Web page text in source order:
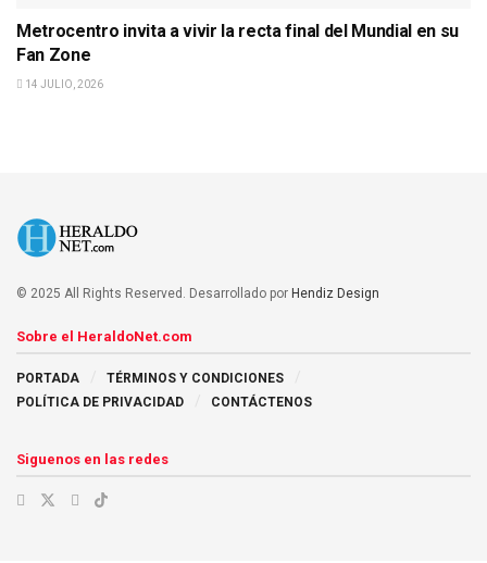
Metrocentro invita a vivir la recta final del Mundial en su
Fan Zone
14 JULIO, 2026
© 2025 All Rights Reserved. Desarrollado por Hendiz Design
Sobre el HeraldoNet.com
PORTADA
TÉRMINOS Y CONDICIONES
POLÍTICA DE PRIVACIDAD
CONTÁCTENOS
Siguenos en las redes